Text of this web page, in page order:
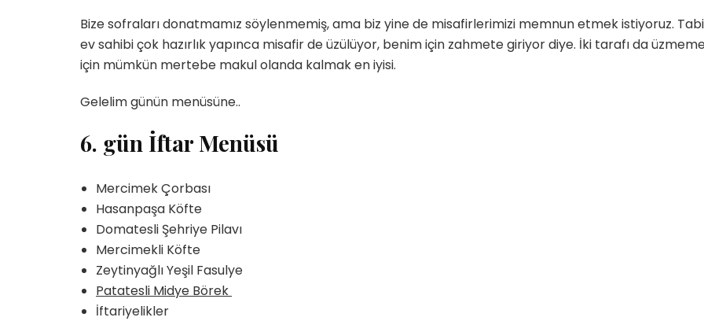
Bize sofraları donatmamız söylenmemiş, ama biz yine de misafirlerimizi memnun etmek istiyoruz.
ev sahibi çok hazırlık yapınca misafir de üzülüyor, benim için zahmete giriyor diye. İki tarafı da
için mümkün mertebe makul olanda kalmak en iyisi.
Gelelim günün menüsüne..
6. gün İftar Menüsü
Mercimek Çorbası
Hasanpaşa Köfte
Domatesli Şehriye Pilavı
Mercimekli Köfte
Zeytinyağlı Yeşil Fasulye
Patatesli Midye Börek
İftariyelikler